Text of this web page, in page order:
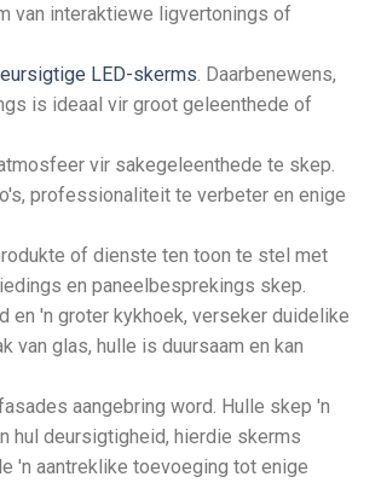
van interaktiewe ligvertonings of
LED-skerms . Daarbenewens,
is ideaal vir groot geleenthede of
vir sakegeleenthede te skep.
professionaliteit te verbeter en enige
of dienste ten toon te stel met
en paneelbesprekings skep.
en 'n groter kykhoek, verseker duidelike
van glas, hulle is duursaam en kan
aangebring word. Hulle skep 'n
hul deursigtigheid, hierdie skerms
'n aantreklike toevoeging tot enige